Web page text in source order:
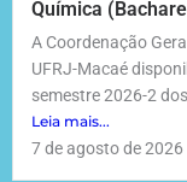
Química
A Coordenação
UFRJ-Macaé
semestre 2026-2
Leia mais...
7 de agosto de 2026